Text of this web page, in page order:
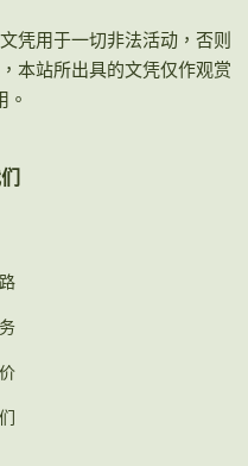
凭用于一切非法活动，否则
本站所出具的文凭仅作观赏
。